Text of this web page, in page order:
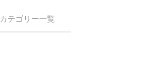
カテゴリー一覧